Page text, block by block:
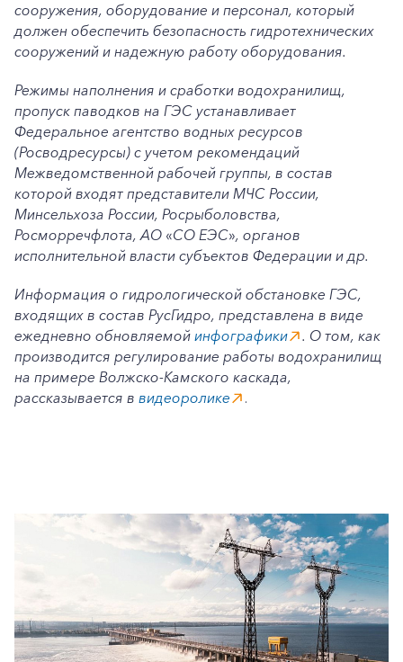
сооружения, оборудование и персонал, который
должен обеспечить безопасность гидротехнических
сооружений и надежную работу оборудования.
Режимы наполнения и сработки водохранилищ,
пропуск паводков на ГЭС устанавливает
Федеральное агентство водных ресурсов
(Росводресурсы) с учетом рекомендаций
Межведомственной рабочей группы, в состав
которой входят представители МЧС России,
Минсельхоза России, Росрыболовства,
Росморречфлота, АО «СО ЕЭС», органов
исполнительной власти субъектов Федерации и др.
Информация о гидрологической обстановке ГЭС,
входящих в состав РусГидро, представлена в виде
ежедневно обновляемой инфографики
. О том, как
производится регулирование работы водохранилищ
на примере Волжско-Камского каскада,
рассказывается в видеоролике .